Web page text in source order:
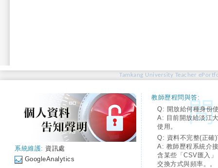
Tamkang University Teacher
系統維護: 資訊處
GoogleAnalytics
教師歷程問與答:
Q: 開放給何種身份
A: 目前開放給淡江
使用。
Q: 資料不完整(正確
A: 教師歷程系統介
含某些「CSV匯入
交換方式與頻率。。